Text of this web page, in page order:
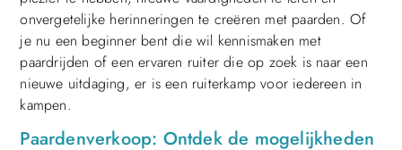
onvergetelijke herinneringen te creëren met paarden. Of
je nu een beginner bent die wil kennismaken met
paardrijden of een ervaren ruiter die op zoek is naar een
nieuwe uitdaging, er is een ruiterkamp voor iedereen in
kampen.
Paardenverkoop: Ontdek de mogelijkheden